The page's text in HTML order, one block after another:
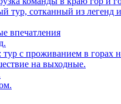
тур, сотканный из легенд
впечатления
с проживанием в горах
на выходные.